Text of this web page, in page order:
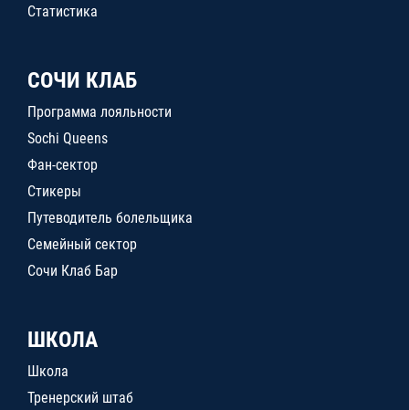
Статистика
СОЧИ КЛАБ
Программа лояльности
Sochi Queens
Фан-сектор
Стикеры
Путеводитель болельщика
Семейный сектор
Сочи Клаб Бар
ШКОЛА
Школа
Тренерский штаб